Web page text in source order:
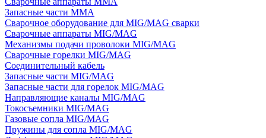
Запасные части MMA
Сварочное оборудование для MIG/MAG сварки
Сварочные аппараты MIG/MAG
Механизмы подачи проволоки MIG/MAG
Сварочные горелки MIG/MAG
Соединительный кабель
Запасные части MIG/MAG
Запасные части для горелок MIG/MAG
Направляющие каналы MIG/MAG
Токосъемники MIG/MAG
Газовые сопла MIG/MAG
Пружины для сопла MIG/MAG